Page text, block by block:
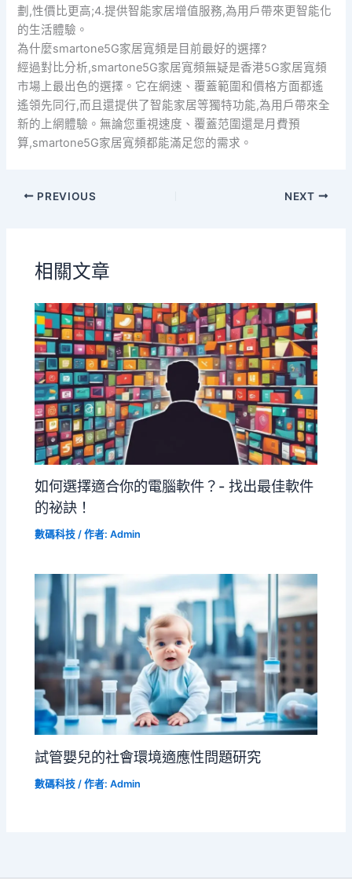
劃,性價比更高;4.提供智能家居增值服務,為用戶帶來更智能化
的生活體驗。
為什麼smartone5G家居寬頻是目前最好的選擇?
經過對比分析,smartone5G家居寬頻無疑是香港5G家居寬頻
市場上最出色的選擇。它在網速、覆蓋範圍和價格方面都遙
遙領先同行,而且還提供了智能家居等獨特功能,為用戶帶來全
新的上網體驗。無論您重視速度、覆蓋范圍還是月費預
算,smartone5G家居寬頻都能滿足您的需求。
PREVIOUS NEXT
相關文章
如何選擇適合你的電腦軟件？- 找出最佳軟件
的祕訣！
數碼科技 / 作者:Admin
試管嬰兒的社會環境適應性問題研究
數碼科技 / 作者:Admin